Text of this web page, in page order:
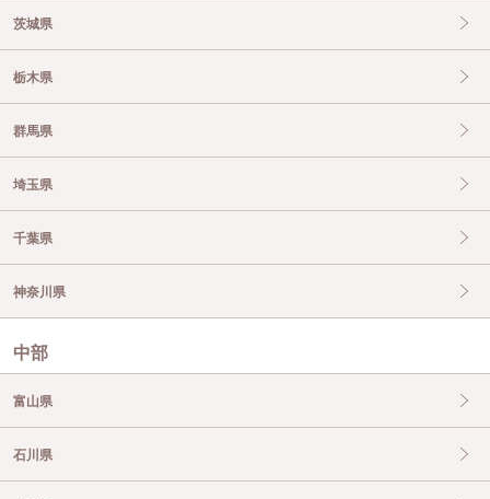
茨城県
栃木県
群馬県
埼玉県
千葉県
神奈川県
中部
富山県
石川県